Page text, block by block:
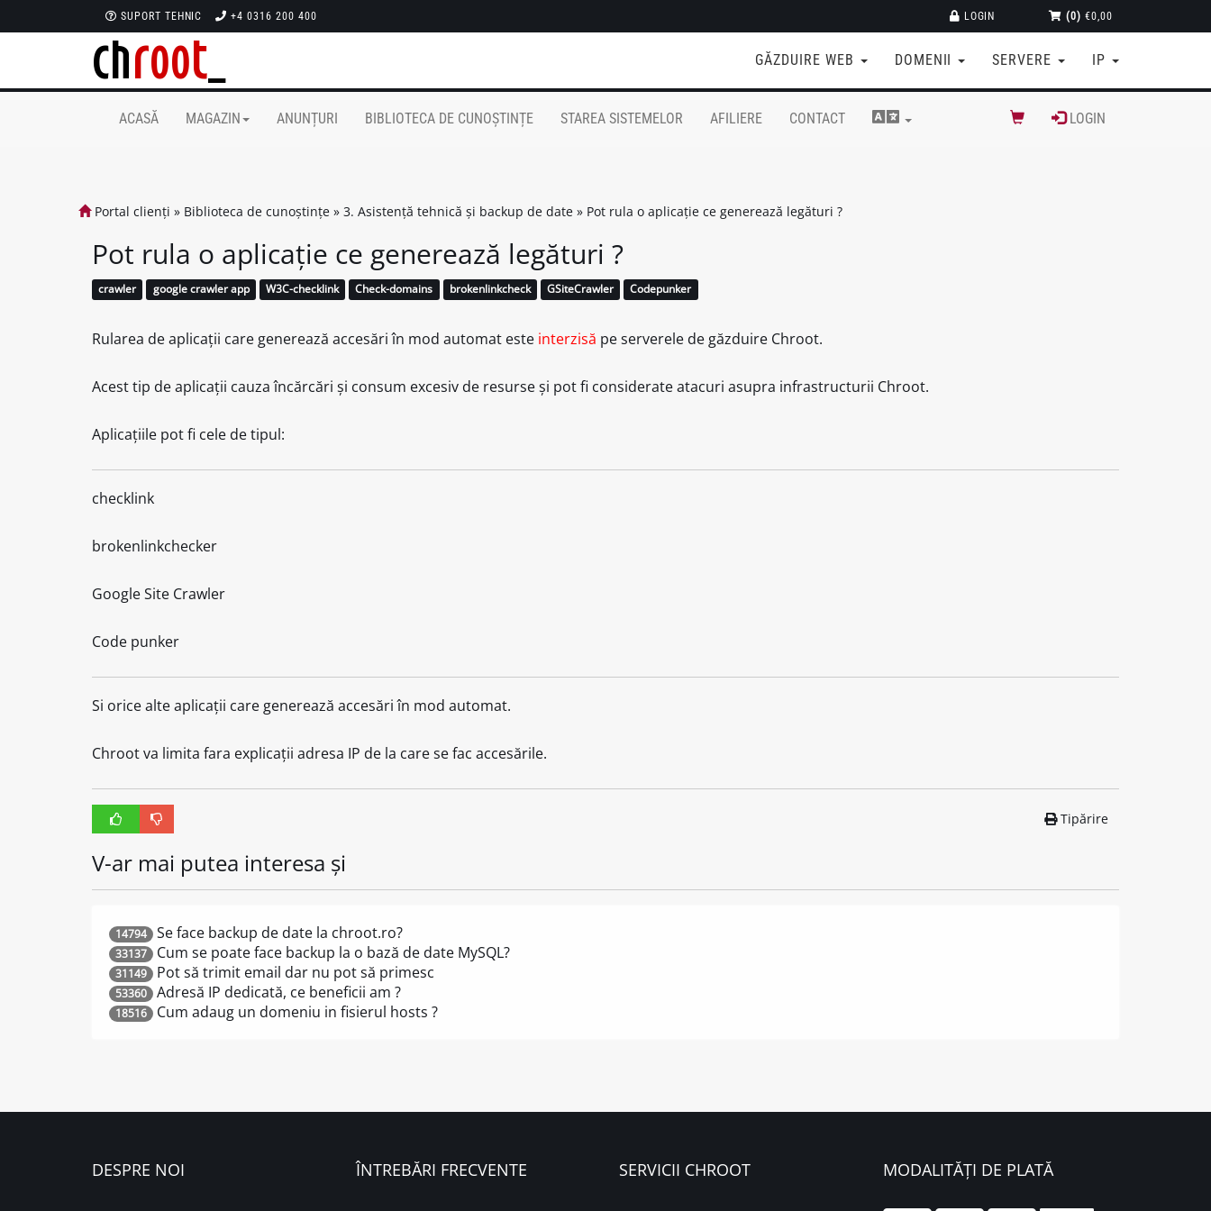
SUPORT TEHNIC +4 0316 200 400 (0) €0,00
LOGIN
GĂZDUIRE WEB DOMENII SERVERE IP
ACASĂ MAGAZIN ANUNȚURI BIBLIOTECA DE CUNOȘTINȚE STAREA SISTEMELOR AFILIERE CONTACT LOGIN
Portal clienți » Biblioteca de cunoștințe » 3. Asistență tehnică și backup de date » Pot rula o aplicație ce generează legături ?
Pot rula o aplicație ce generează legături ?
crawler google crawler app W3C-checklink Check-domains brokenlinkcheck GSiteCrawler Codepunker
Rularea de aplicații care generează accesări în mod automat este interzisă pe serverele de găzduire Chroot.
Acest tip de aplicații cauza încărcări și consum excesiv de resurse și pot fi considerate atacuri asupra infrastructurii Chroot.
Aplicațiile pot fi cele de tipul:
checklink
brokenlinkchecker
Google Site Crawler
Code punker
Si orice alte aplicații care generează accesări în mod automat.
Chroot va limita fara explicații adresa IP de la care se fac accesările.
Tipărire
V-ar mai putea interesa și
14794 Se face backup de date la chroot.ro?
33137 Cum se poate face backup la o bază de date MySQL?
31149 Pot să trimit email dar nu pot să primesc
53360 Adresă IP dedicată, ce beneficii am ?
18516 Cum adaug un domeniu in fisierul hosts ?
DESPRE NOI ÎNTREBĂRI FRECVENTE SERVICII CHROOT MODALITĂȚI DE PLATĂ